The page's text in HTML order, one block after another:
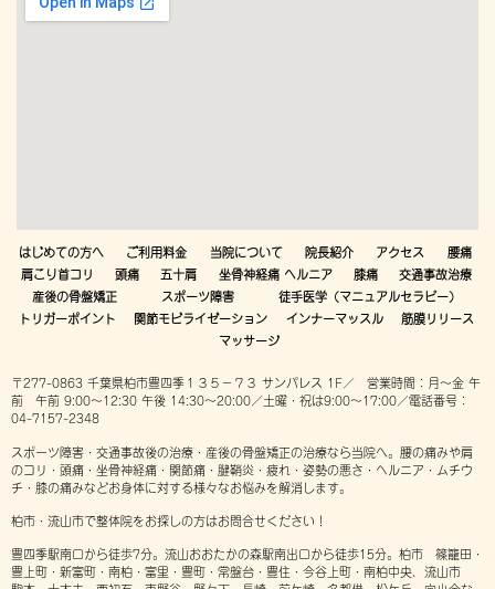
はじめての方へ ご利用料金 当院について 院長紹介 アクセス
腰痛
肩こり首コリ
頭痛 五十肩 坐骨神経痛 ヘルニア 膝痛
交通事故治療
産後の骨盤矯正
スポーツ障害
徒手医学（マニュアルセラピー）
トリガーポイント
関節モビライゼーション インナーマッスル
筋膜リリース
マッサージ
〒277-0863 千葉県柏市豊四季１３５−７３ サンパレス 1F／ 営業時間：月～金 午
前 午前 9:00～12:30 午後 14:30～20:00／土曜・祝は9:00～17:00／電話番号：
04-7157-2348
スポーツ障害・交通事故後の治療・産後の骨盤矯正の治療なら当院へ。腰の痛みや肩
のコリ・頭痛・坐骨神経痛・関節痛・腱鞘炎・疲れ・姿勢の悪さ・ヘルニア・ムチウ
チ・膝の痛みなどお身体に対する様々なお悩みを解消します。
柏市・流山市で整体院をお探しの方はお問合せください！
豊四季駅南口から徒歩7分。流山おおたかの森駅南出口から徒歩15分。柏市 篠籠田・
豊上町・新富町・南柏・富里・豊町・常盤台・豊住・今谷上町・南柏中央、流山市